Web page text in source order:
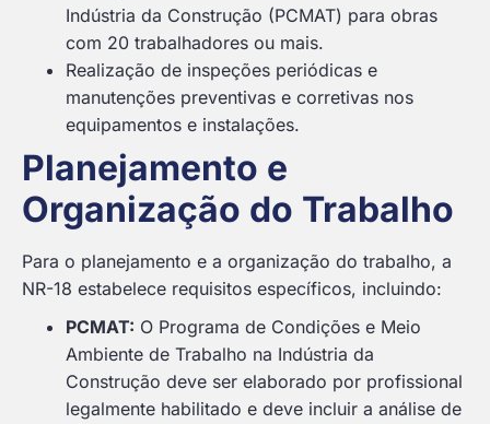
Indústria da Construção (PCMAT) para obras
com 20 trabalhadores ou mais.
Realização de inspeções periódicas e
manutenções preventivas e corretivas nos
equipamentos e instalações.
Planejamento e
Organização do Trabalho
Para o planejamento e a organização do trabalho, a
NR-18 estabelece requisitos específicos, incluindo:
PCMAT: O Programa de Condições e Meio
Ambiente de Trabalho na Indústria da
Construção deve ser elaborado por profissional
legalmente habilitado e deve incluir a análise de